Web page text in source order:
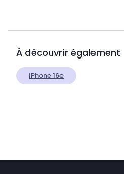
À découvrir également
iPhone 16e